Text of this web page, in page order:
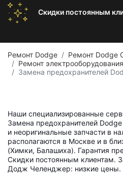
Скидки постоянным
Ремонт Dodge
Ремонт Dodge
Ремонт
Замена предохранителей
Наши специализированные
Замена предохранителей
и неоригинальные запчасти в
располагаются в Москве и в
(Химки, Балашиха). Гарантия
Скидки постоянным клиентам.
Додж Челенджер: низкие цены.